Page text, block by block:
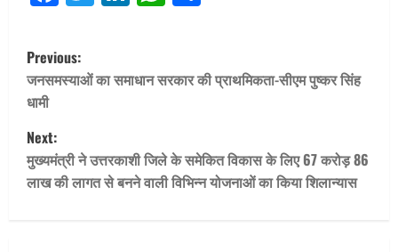
P
o
s
t
n
Previous:
जनसमस्याओं का समाधान सरकार की प्राथमिकता-सीएम पुष्कर सिंह
धामी
Next:
मुख्यमंत्री ने उत्तरकाशी जिले के समेकित विकास के लिए 67 करोड़ 86
लाख की लागत से बनने वाली विभिन्न योजनाओं का किया शिलान्यास